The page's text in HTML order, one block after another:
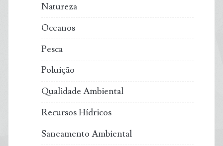
Natureza
Oceanos
Pesca
Poluição
Qualidade Ambiental
Recursos Hídricos
Saneamento Ambiental